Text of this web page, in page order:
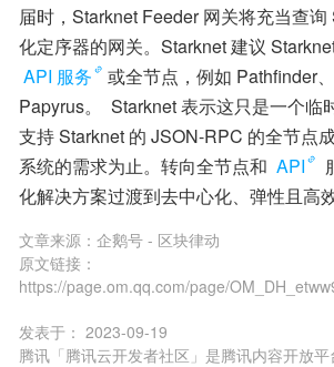
届时，Starknet Feeder 网关将充当查
API 服务
或全节点，例如 Pathfinder
Papyrus。  Starknet 表示这只是一个临
支持 Starknet 的 JSON-RPC 的全节点
系统的需求为止。转向全节点和 API
化解决方案过渡到去中心化、弹性且高
文章来源： 企鹅号 - 区块律动
原文链接：
https://page.om.qq.com/page/
发表于： 2023-09-19
腾讯「腾讯云开发者社区」是腾讯内容开放